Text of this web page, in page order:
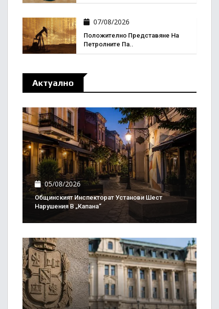
07/08/2026
Положително Представяне На
Петролните Па..
Актуално
05/08/2026
Общинският Инспекторат Установи Шест
Нарушения В „Капана“